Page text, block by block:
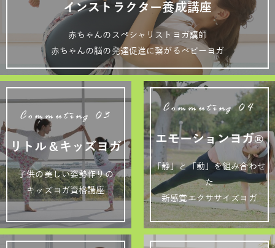
インストラクター養成講座
赤ちゃんのスペシャリストヨガ講師
赤ちゃんの脳の発達促進に繋がるベビーヨガ
Commuting 03
リトル＆キッズヨガ
子供の美しい姿勢作りの
キッズヨガ資格講座
Commuting 04
エモーションヨガ®
「静」と「動」を組み合わせ
た
新感覚エクササイズヨガ